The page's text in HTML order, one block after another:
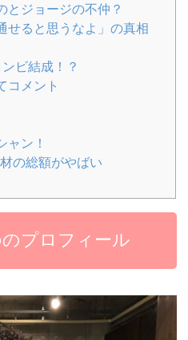
とジョージの不仲？
せると思うなよ」の真相
ビ結成！？
コメント
ャン！
の総額がやばい
プロフィール